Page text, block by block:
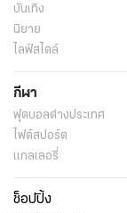
บันเทิง
นิยาย
ไลฟ์สไตล์
กีฬา
ฟุตบอลต่่างประเทศ
ไฟต์สปอร์ต
แกลเลอรี่
ช็อปปิ้ง